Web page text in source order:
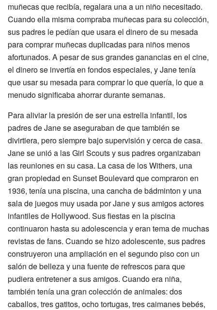
muñecas que recibía, regalara una a un niño necesitado.
Cuando ella misma compraba muñecas para su colección,
sus padres le pedían que usara el dinero de su mesada
para comprar muñecas duplicadas para niños menos
afortunados. A pesar de sus grandes ganancias en el cine,
el dinero se invertía en fondos especiales, y Jane tenía
que usar su mesada para comprar lo que quería, lo que a
menudo significaba ahorrar durante semanas.
Para aliviar la presión de ser una estrella infantil, los
padres de Jane se aseguraban de que también se
divirtiera, pero siempre bajo supervisión y cerca de casa.
Jane se unió a las Girl Scouts y sus padres organizaban
las reuniones en su casa. La casa de los Withers, una
gran propiedad en Sunset Boulevard que compraron en
1936, tenía una piscina, una cancha de bádminton y una
sala de juegos muy usada por Jane y sus amigos actores
infantiles de Hollywood. Sus fiestas en la piscina
continuaron hasta su adolescencia y eran tema de muchas
revistas de fans. Cuando se hizo adolescente, sus padres
construyeron una ampliación en el segundo piso con un
salón de belleza y una fuente de refrescos para que
pudiera entretener a sus amigos. Cuando era niña,
también tenía una gran colección de animales: dos
caballos, tres gatitos, ocho tortugas, tres caimanes bebés,